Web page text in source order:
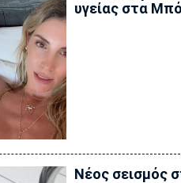
υγείας στα
Νέος σεισμός